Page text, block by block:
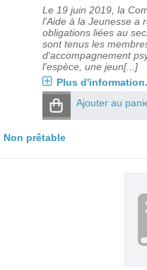
Le 19 juin 2019, la
l'Aide à la Jeunesse a
obligations liées au
sont tenus les
d'accompagnement
l'espèce, une jeun[...]
Plus
Ajouter au
Non prêtable